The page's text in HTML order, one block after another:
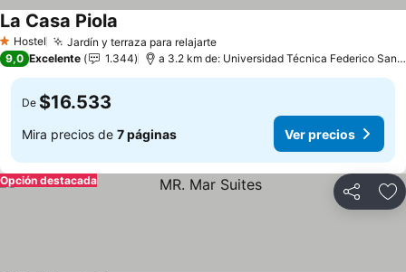
1 Estrellas
Hostel Jardín y terraza para relajarte
La Casa Piola
9,0 Excelente 1.344 a 3.2 km de: Universidad Técnica Federico Santa María
De $16.533
Mira precios de 7 páginas Ver precios
Compartir
Opción destacada